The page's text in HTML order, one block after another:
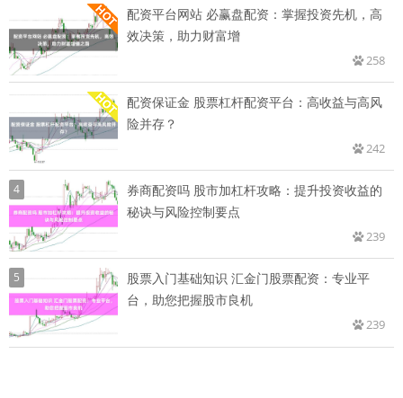
配资平台网站 必赢盘配资：掌握投资先机，高
效决策，助力财富增
258
配资保证金 股票杠杆配资平台：高收益与高风
险并存？
242
4
券商配资吗 股市加杠杆攻略：提升投资收益的
秘诀与风险控制要点
239
5
股票入门基础知识 汇金门股票配资：专业平
台，助您把握股市良机
239